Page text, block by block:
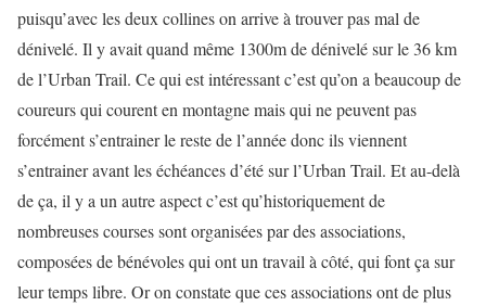
puisqu’avec les deux collines on arrive à trouver pas mal de
dénivelé. Il y avait quand même 1300m de dénivelé sur le 36 km
de l’Urban Trail. Ce qui est intéressant c’est qu’on a beaucoup de
coureurs qui courent en montagne mais qui ne peuvent pas
forcément s’entrainer le reste de l’année donc ils viennent
s’entrainer avant les échéances d’été sur l’Urban Trail. Et au-delà
de ça, il y a un autre aspect c’est qu’historiquement de
nombreuses courses sont organisées par des associations,
composées de bénévoles qui ont un travail à côté, qui font ça sur
leur temps libre. Or on constate que ces associations ont de plus